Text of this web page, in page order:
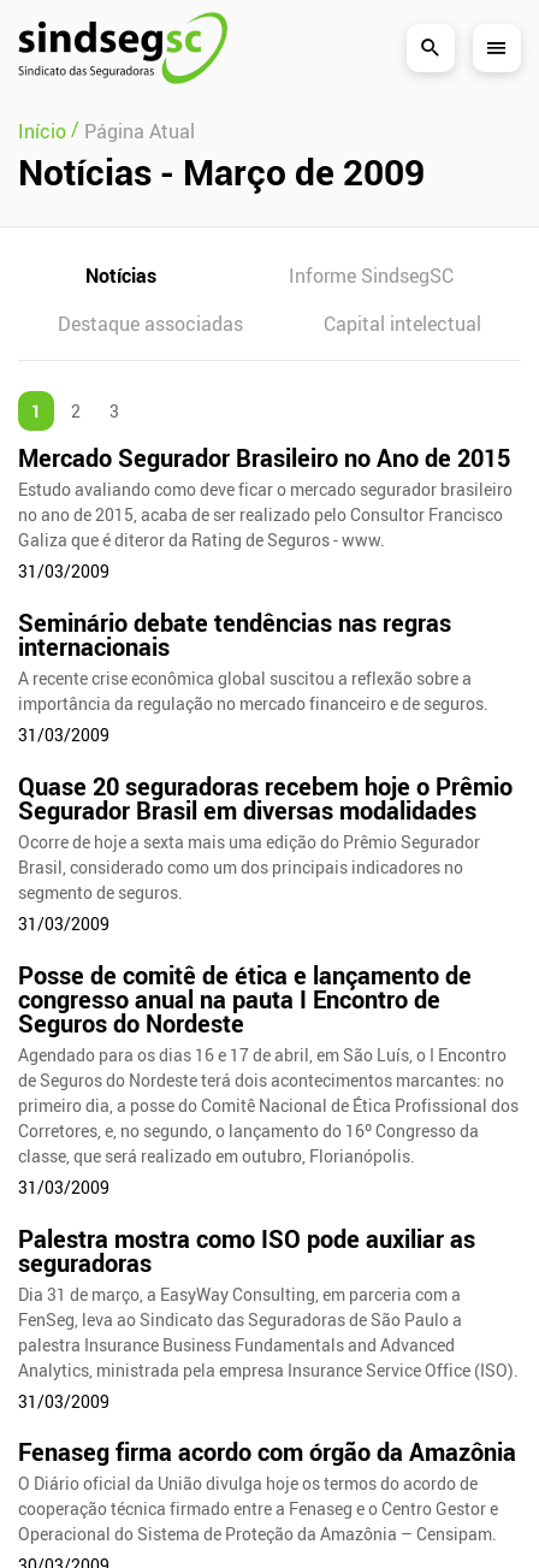
Pular Navegação (s)
Início/ Página Atual
Notícias - Março de 2009
Notícias
Informe SindsegSC
Destaque associadas
Capital intelectual
1 2 3
Mercado Segurador Brasileiro no Ano de 2015
Estudo avaliando como deve ficar o mercado segurador brasileiro
no ano de 2015, acaba de ser realizado pelo Consultor Francisco
Galiza que é diteror da Rating de Seguros - www.
31/03/2009
Seminário debate tendências nas regras
internacionais
A recente crise econômica global suscitou a reflexão sobre a
importância da regulação no mercado financeiro e de seguros.
31/03/2009
Quase 20 seguradoras recebem hoje o Prêmio
Segurador Brasil em diversas modalidades
Ocorre de hoje a sexta mais uma edição do Prêmio Segurador
Brasil, considerado como um dos principais indicadores no
segmento de seguros.
31/03/2009
Posse de comitê de ética e lançamento de
congresso anual na pauta I Encontro de
Seguros do Nordeste
Agendado para os dias 16 e 17 de abril, em São Luís, o I Encontro
de Seguros do Nordeste terá dois acontecimentos marcantes: no
primeiro dia, a posse do Comitê Nacional de Ética Profissional dos
Corretores, e, no segundo, o lançamento do 16º Congresso da
classe, que será realizado em outubro, Florianópolis.
31/03/2009
Palestra mostra como ISO pode auxiliar as
seguradoras
Dia 31 de março, a EasyWay Consulting, em parceria com a
FenSeg, leva ao Sindicato das Seguradoras de São Paulo a
palestra Insurance Business Fundamentals and Advanced
Analytics, ministrada pela empresa Insurance Service Office (ISO).
31/03/2009
Fenaseg firma acordo com órgão da Amazônia
O Diário oficial da União divulga hoje os termos do acordo de
cooperação técnica firmado entre a Fenaseg e o Centro Gestor e
Operacional do Sistema de Proteção da Amazônia – Censipam.